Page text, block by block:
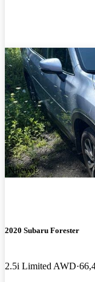
¡Nuevo!
2020 Subaru Forester
2.5i Limited AWD